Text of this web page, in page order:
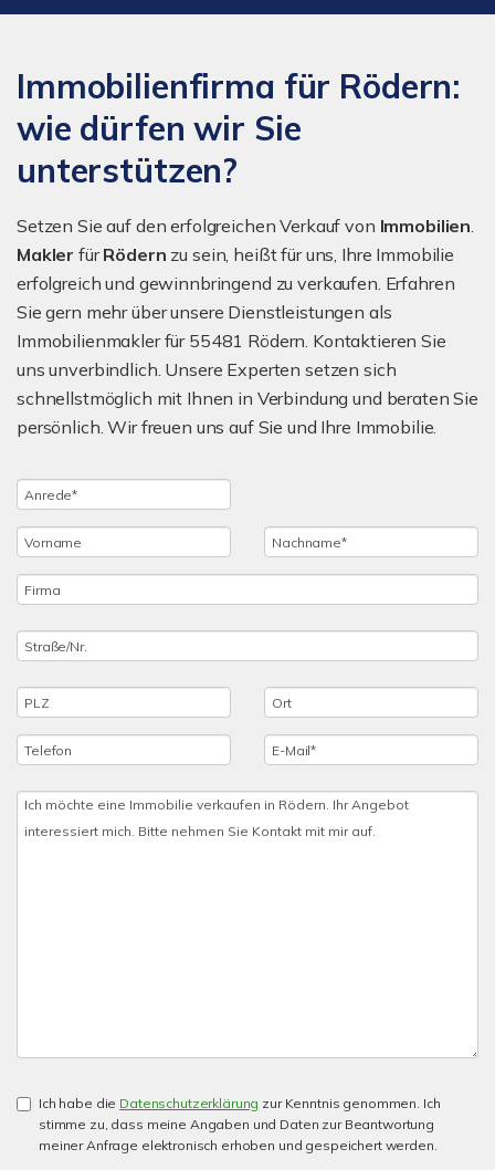
Immobilienfirma für Rödern:
wie dürfen wir Sie
unterstützen?
Setzen Sie auf den erfolgreichen Verkauf von Immobilien.
Makler fürRödern zu sein, heißt für uns, Ihre Immobilie
erfolgreich und gewinnbringend zu verkaufen. Erfahren
Sie gern mehr über unsere Dienstleistungen als
Immobilienmakler für 55481 Rödern. Kontaktieren Sie
uns unverbindlich. Unsere Experten setzen sich
schnellstmöglich mit Ihnen in Verbindung und beraten Sie
persönlich. Wir freuen uns auf Sie und Ihre Immobilie.
Ich habe die Datenschutzerklärung zur Kenntnis genommen. Ich
stimme zu, dass meine Angaben und Daten zur Beantwortung
meiner Anfrage elektronisch erhoben und gespeichert werden.